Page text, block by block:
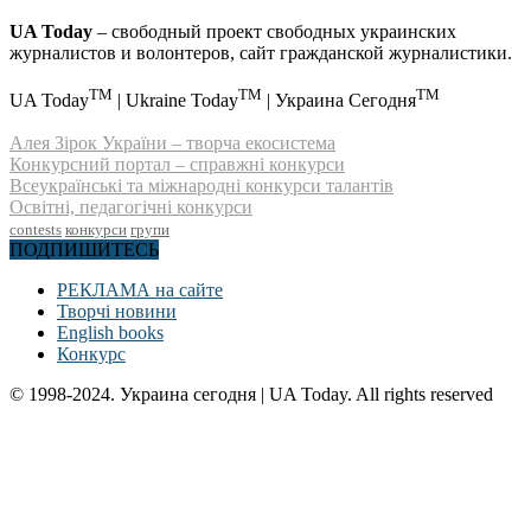
UA Today – свободный проект свободных украинских
журналистов и волонтеров, сайт гражданской журналистики.
UA TodayTM | Ukraine TodayTM | Украина СегодняTM
Алея Зірок України – творча екосистема
Конкурсний портал – справжні конкурси
Всеукраїнські та міжнародні конкурси талантів
Освітні, педагогічні конкурси
contests конкурси групи
ПОДПИШИТЕСЬ
РЕКЛАМА на сайте
Творчі новини
English books
Конкурс
© 1998-2024. Украина сегодня | UA Today. All rights reserved